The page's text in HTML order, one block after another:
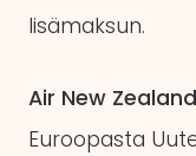
lisämaksun.
Air New
Euroopasta